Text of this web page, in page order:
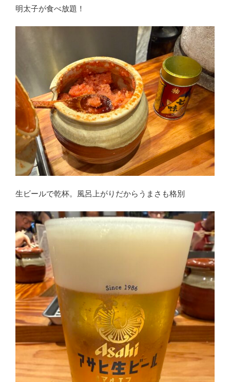
明太子が食べ放題！
生ビールで乾杯。風呂上がりだからうまさも格別